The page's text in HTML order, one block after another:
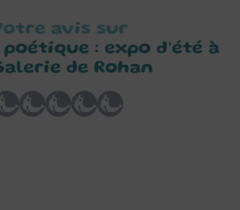
avis sur
: expo d’été à
de Rohan